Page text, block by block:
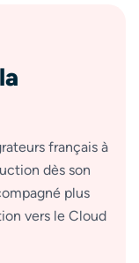
français à
dès son
plus
vers le Cloud